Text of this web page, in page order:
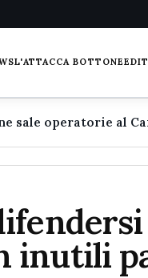
L'ATTACCA BOTTONE
inutili